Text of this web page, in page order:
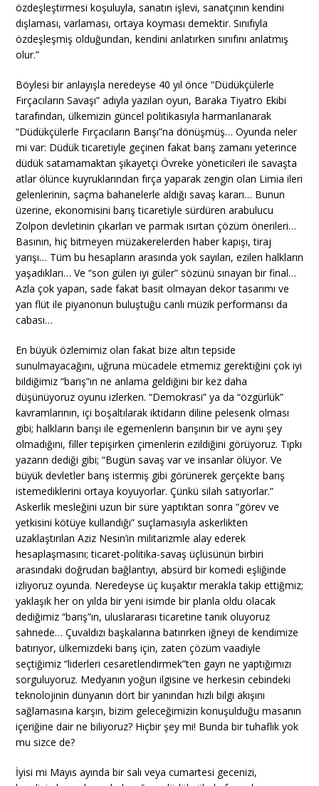
özdeşleştirmesi koşuluyla, sanatın işlevi, sanatçının kendini
dışlaması, varlaması, ortaya koyması demektir. Sınıfıyla
özdeşleşmiş olduğundan, kendini anlatırken sınıfını anlatmış
olur.”
Böylesi bir anlayışla neredeyse 40 yıl önce “Düdükçülerle
Fırçacıların Savaşı” adıyla yazılan oyun, Baraka Tiyatro Ekibi
tarafından, ülkemizin güncel politikasıyla harmanlanarak
“Düdükçülerle Fırçacıların Barışı”na dönüşmüş… Oyunda neler
mi var: Düdük ticaretiyle geçinen fakat barış zamanı yeterince
düdük satamamaktan şikayetçi Övreke yöneticileri ile savaşta
atlar ölünce kuyruklarından fırça yaparak zengin olan Limia ileri
gelenlerinin, saçma bahanelerle aldığı savaş kararı… Bunun
üzerine, ekonomisini barış ticaretiyle sürdüren arabulucu
Zolpon devletinin çıkarları ve parmak ısırtan çözüm önerileri…
Basının, hiç bitmeyen müzakerelerden haber kapışı, tiraj
yarışı… Tüm bu hesapların arasında yok sayılan, ezilen halkların
yaşadıkları… Ve “son gülen iyi güler” sözünü sınayan bir final…
Azla çok yapan, sade fakat basit olmayan dekor tasarımı ve
yan flüt ile piyanonun buluştuğu canlı müzik performansı da
cabası…
En büyük özlemimiz olan fakat bize altın tepside
sunulmayacağını, uğruna mücadele etmemiz gerektiğini çok iyi
bildiğimiz “barış”ın ne anlama geldiğini bir kez daha
düşünüyoruz oyunu izlerken. “Demokrasi” ya da “özgürlük”
kavramlarının, içi boşaltılarak iktidarın diline pelesenk olması
gibi; halkların barışı ile egemenlerin barışının bir ve aynı şey
olmadığını, filler tepişirken çimenlerin ezildiğini görüyoruz. Tıpkı
yazarın dediği gibi; “Bugün savaş var ve insanlar ölüyor. Ve
büyük devletler barış istermiş gibi görünerek gerçekte barış
istemediklerini ortaya koyuyorlar. Çünkü silah satıyorlar.”
Askerlik mesleğini uzun bir süre yaptıktan sonra “görev ve
yetkisini kötüye kullandığı” suçlamasıyla askerlikten
uzaklaştırılan Aziz Nesin’in militarizmle alay ederek
hesaplaşmasını; ticaret-politika-savaş üçlüsünün birbiri
arasındaki doğrudan bağlantıyı, absürd bir komedi eşliğinde
izliyoruz oyunda. Neredeyse üç kuşaktır merakla takip ettiğmiz;
yaklaşık her on yılda bir yeni isimde bir planla oldu olacak
dediğimiz “barış”ın, uluslararası ticaretine tanık oluyoruz
sahnede… Çuvaldızı başkalarına batırırken iğneyi de kendimize
batırıyor, ülkemizdeki barış için, zaten çözüm vaadiyle
seçtiğimiz “liderleri cesaretlendirmek”ten gayrı ne yaptığımızı
sorguluyoruz. Medyanın yoğun ilgisine ve herkesin cebindeki
teknolojinin dünyanın dört bir yanından hızlı bilgi akışını
sağlamasına karşın, bizim geleceğimizin konuşulduğu masanın
içeriğine dair ne biliyoruz? Hiçbir şey mi! Bunda bir tuhaflık yok
mu sizce de?
İyisi mi Mayıs ayında bir salı veya cumartesi gecenizi,